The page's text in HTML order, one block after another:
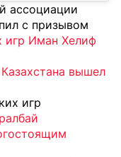
ассоциации
с призывом
игр Иман Хелиф
вышел
игр